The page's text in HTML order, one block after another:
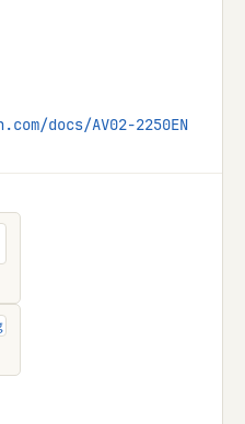
docs/AV02-2250EN